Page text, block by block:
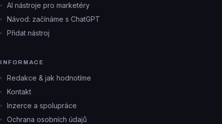
AI nástroje pro marketéry
Návod: začínáme s ChatGPT
Přidat nástroj
INFORMACE
Redakce & jak hodnotíme
Kontakt
Inzerce a spolupráce
Ochrana osobních údajů